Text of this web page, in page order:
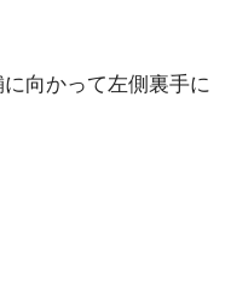
向かって左側裏手に